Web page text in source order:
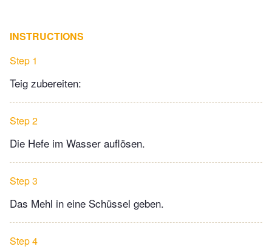
INSTRUCTIONS
Step 1
Teig zubereiten:
Step 2
Die Hefe im Wasser auflösen.
Step 3
Das Mehl in eine Schüssel geben.
Step 4